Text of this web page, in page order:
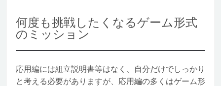
何度も挑戦したくなるゲーム形式
のミッション
応用編には組立説明書等はなく、自分だけでしっかり
と考える必要がありますが、応用編の多くはゲーム形